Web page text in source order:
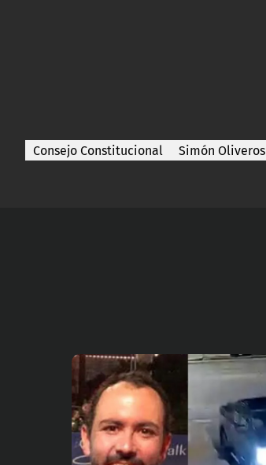
Consejo Constitucional Simón Oliveros